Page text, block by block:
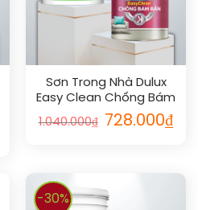
Sơn Trong Nhà Dulux
Easy Clean Chống Bám
Bẩn Mờ 5L
1.040.000₫ 728.000₫
-30%